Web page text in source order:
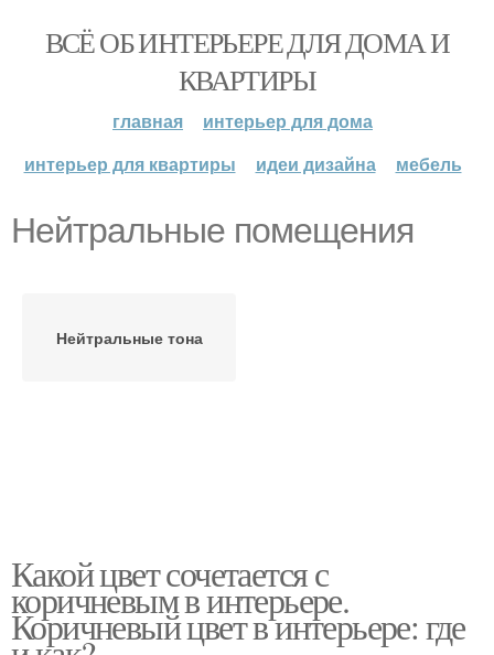
ВСЁ ОБ ИНТЕРЬЕРЕ ДЛЯ ДОМА И
КВАРТИРЫ
главная
интерьер для дома
интерьер для квартиры
идеи дизайна мебель
Нейтральные помещения
Нейтральные тона
Какой цвет сочетается с
коричневым в интерьере.
Коричневый цвет в интерьере: где